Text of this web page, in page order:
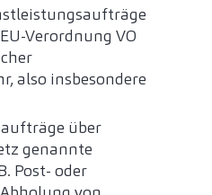
Verordnung VO
also insbesondere
über
genannte
Post- oder